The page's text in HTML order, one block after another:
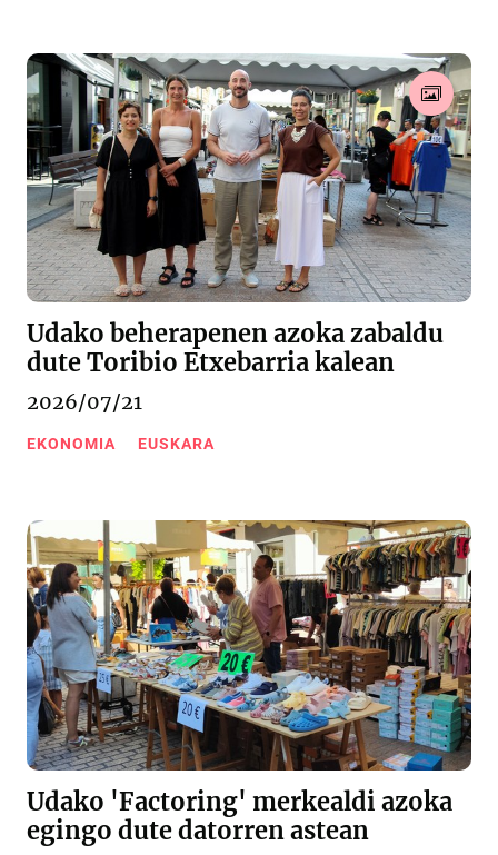
Udako beherapenen azoka zabaldu
dute Toribio Etxebarria kalean
2026/07/21
EKONOMIA EUSKARA
Udako 'Factoring' merkealdi azoka
egingo dute datorren astean